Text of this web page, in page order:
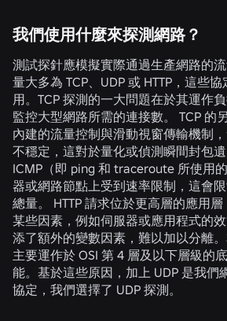
我們使用什麼來探測網路？
測試探針應模擬實際通過生產網路的
量大多為 TCP、UDP 或 HTTP，這些
用。TCP 探測的一大問題在於其運作
監控大型網路所需的連接數。 TCP 的
內建的流量控制與滑動視窗傳輸機制
不穩定，這對於量化或偵測瞬間封包遺
ICMP（即 ping 和 traceroute 所使用
器或網路節點上受到速率限制，這會
總量。 HTTP 請求位於更高層的應用
某些因素，例如伺服器或應用程式的
添了額外的變數因素，難以加以分離
主要運作於 OSI 第 4 層及以下層級的
能。基於這些原因，加上 UDP 是我們
協定，我們選擇了 UDP 探測。